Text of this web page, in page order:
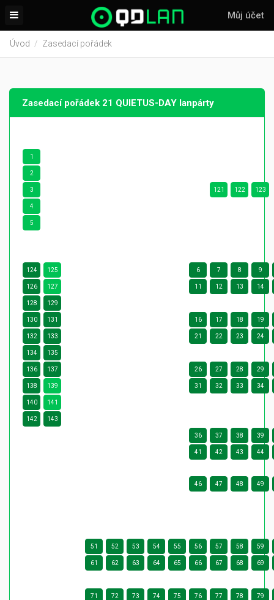
Můj účet
Úvod Zasedací pořádek
Zasedací pořádek 21 QUIETUS-DAY lanpárty
1
2
3 121 122 123
4
5
124 125 6 7 8 9
126 127 11 12 13 14
128 129
130 131 16 17 18 19
132 133 21 22 23 24
134 135
136 137 26 27 28 29
138 139 31 32 33 34
140 141
142 143
36 37 38 39
41 42 43 44
46 47 48 49
51 52 53 54 55 56 57 58 59
61 62 63 64 65 66 67 68 69
71 72 73 74 75 76 77 78 79